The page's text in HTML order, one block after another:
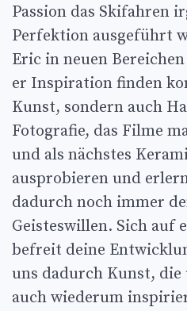
Passion das Skifahren
Perfektion ausgeführt
Eric in neuen
er Inspiration finden
Kunst, sondern auch
Fotografie, das Filme
und als nächstes
ausprobieren und
dadurch noch immer
Geisteswillen. Sich auf
befreit deine
uns dadurch Kunst,
auch wiederum